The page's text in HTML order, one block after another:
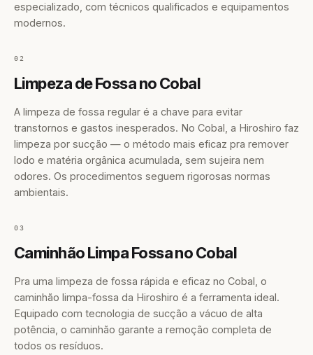
especializado, com técnicos qualificados e equipamentos
modernos.
02
Limpeza de Fossa no Cobal
A limpeza de fossa regular é a chave para evitar
transtornos e gastos inesperados. No Cobal, a Hiroshiro faz
limpeza por sucção — o método mais eficaz pra remover
lodo e matéria orgânica acumulada, sem sujeira nem
odores. Os procedimentos seguem rigorosas normas
ambientais.
03
Caminhão Limpa Fossa no Cobal
Pra uma limpeza de fossa rápida e eficaz no Cobal, o
caminhão limpa-fossa da Hiroshiro é a ferramenta ideal.
Equipado com tecnologia de sucção a vácuo de alta
potência, o caminhão garante a remoção completa de
todos os resíduos.